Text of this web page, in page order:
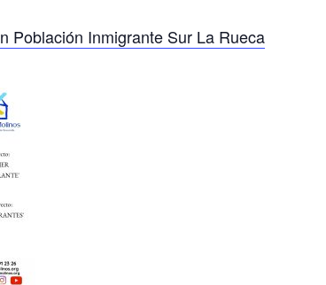
Población Inmigrante Sur La Rueca